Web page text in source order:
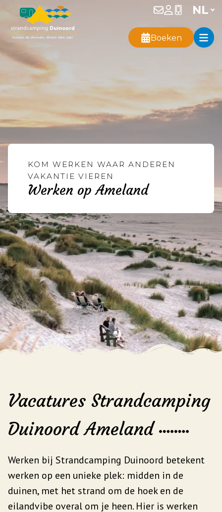
Boeken
KOM WERKEN WAAR ANDEREN
VAKANTIE VIEREN
Werken op Ameland
Vacatures Strandcamping
Duinoord Ameland
Werken bij Strandcamping Duinoord betekent
werken op een unieke plek: midden in de
duinen, met het strand om de hoek en de
eilandvibe overal om je heen. Hier is werken